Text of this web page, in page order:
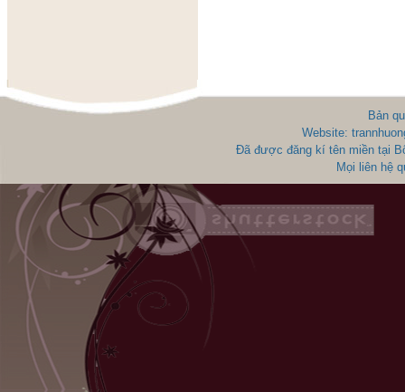
Bản
Website:
Đã được đăng kí tên miền tại
Mọi liên hệ